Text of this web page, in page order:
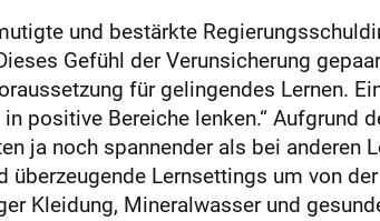
und bestärkte
Gefühl der Verunsicherung
für gelingendes Lernen.
positive Bereiche lenken.“ Aufgrund
ja noch spannender als bei anderen
überzeugende Lernsettings um von
Kleidung, Mineralwasser und